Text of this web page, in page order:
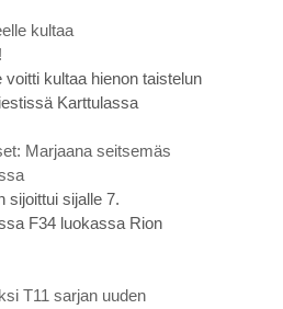
kultaa
voitti kultaa hienon taistelun
Karttulassa
Marjaana seitsemäs
sijoittui sijalle 7.
F34 luokassa Rion
T11 sarjan uuden